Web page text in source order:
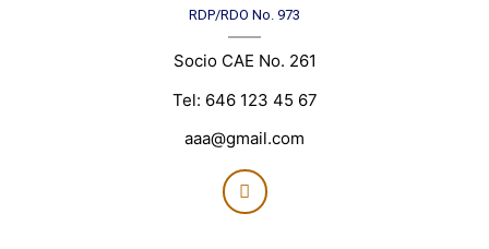
RDP/RDO No. 973
Socio CAE No. 261
Tel: 646 123 45 67
aaa@gmail.com